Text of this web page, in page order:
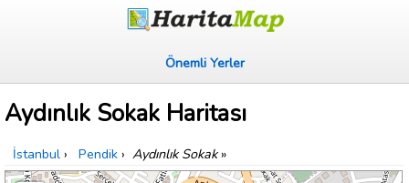
Önemli Yerler
Aydınlık Sokak Haritası
İstanbul › Pendik › Aydınlık Sokak»